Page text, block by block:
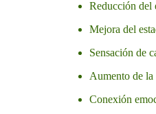
Reducción del
Mejora del
Sensación de
Aumento de la
Conexión